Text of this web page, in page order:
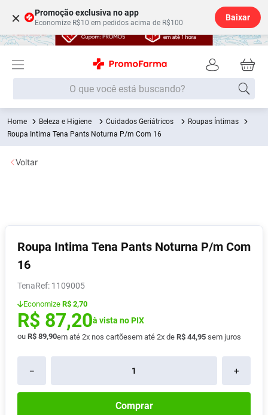
× Promoção exclusiva no app
Economize R$10 em pedidos acima de R$100
Baixar
O que você está buscando?
Beleza e Higiene Cuidados Geriátricos
Roupas Íntimas
Roupa Intima Tena Pants Noturna P/m Com 16
Roupa Intima Tena Pants Noturna P/m Com
16
Tena : 1109005
Economize R$ 2,70
R$ 87,20à vista no PIX
ou R$ 89,90em até 2x nos cartõesem até 2x de R$ 44,95 sem juros
＋
－
Comprar
Voltar
Termos mais buscados
1º Fralda
2
5º Fralda G
6º Shampoo
8º Absorvente
9º Lavitan
10 º Vitamina D